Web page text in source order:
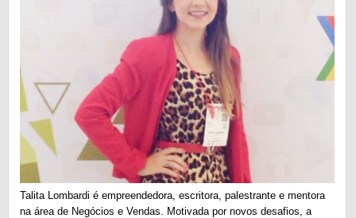
Talita Lombardi é empreendedora, escritora, palestrante e mentora
na área de Negócios e Vendas. Motivada por novos desafios, a